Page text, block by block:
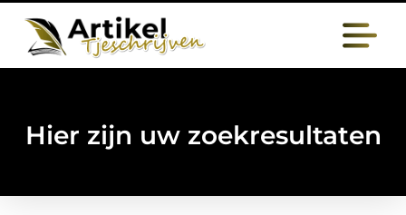
Hier zijn uw zoekresultaten